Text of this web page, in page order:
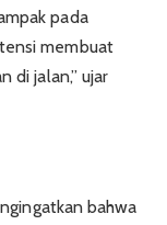
pada
membuat
di jalan,” ujar
bahwa